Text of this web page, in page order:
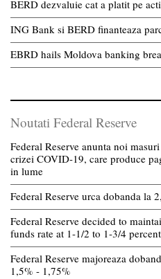
BERD dezvaluie cat a platit pe
ING Bank si BERD finanteaza
EBRD hails Moldova banking
Noutati Federal Reserve
Federal Reserve anunta noi
crizei COVID-19, care produce
in lume
Federal Reserve urca dobanda la
Federal Reserve decided to
funds rate at 1-1/2 to 1-3/4 percent
Federal Reserve majoreaza
1,5% - 1,75%